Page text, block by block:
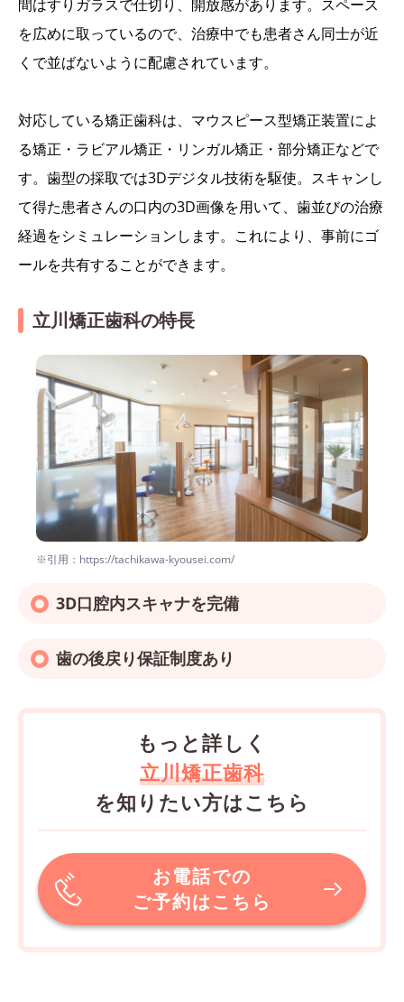
間はすりガラスで仕切り、開放感があります。スペース
を広めに取っているので、治療中でも患者さん同士が近
くで並ばないように配慮されています。
対応している矯正歯科は、マウスピース型矯正装置によ
る矯正・ラビアル矯正・リンガル矯正・部分矯正などで
す。歯型の採取では3Dデジタル技術を駆使。スキャンし
て得た患者さんの口内の3D画像を用いて、歯並びの治療
経過をシミュレーションします。これにより、事前にゴ
ールを共有することができます。
立川矯正歯科の特長
※引用：https://tachikawa-kyousei.com/
3D口腔内スキャナを完備
歯の後戻り保証制度あり
もっと詳しく
立川矯正歯科
を知りたい方はこちら
お電話での
ご予約はこちら